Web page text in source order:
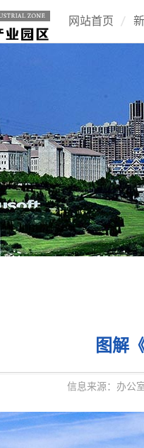
网站首页
图解
信息来源：办公